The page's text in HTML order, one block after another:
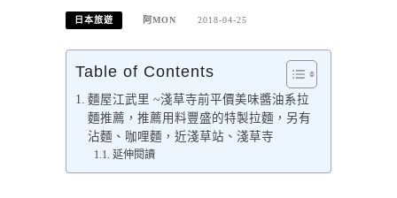
日本旅遊 阿MON 2018-04-25
Table of Contents
麵屋江武里 ~淺草寺前平價美味醬油系拉
麵推薦，推薦用料豐盛的特製拉麵，另有
沾麵、咖哩麵，近淺草站、淺草寺
延伸閱讀